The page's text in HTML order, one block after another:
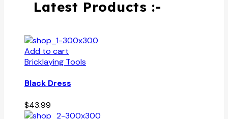
Latest Products :-
Add to cart
Bricklaying Tools
Black Dress
$43.99